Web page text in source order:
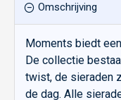
Omschrijving
Moments biedt
De collectie
twist, de sieraden
de dag. Alle